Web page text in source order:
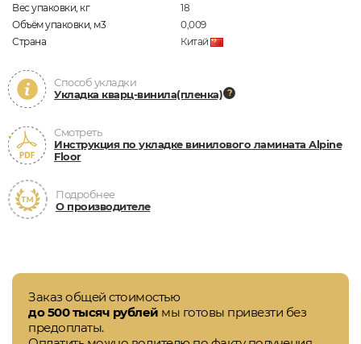
Вес упаковки, кг
18
Объём упаковки, м3
0,009
Страна
Китай
Способ укладки
Укладка кварц-винила(пленка)
Смотреть
Инструкция по укладке винилового ламината Alpine
Floor
Подробнее
О производителе
Заказ общей стоимостью
до 500 тысяч рублей мы готовы привезти без
предоплаты.